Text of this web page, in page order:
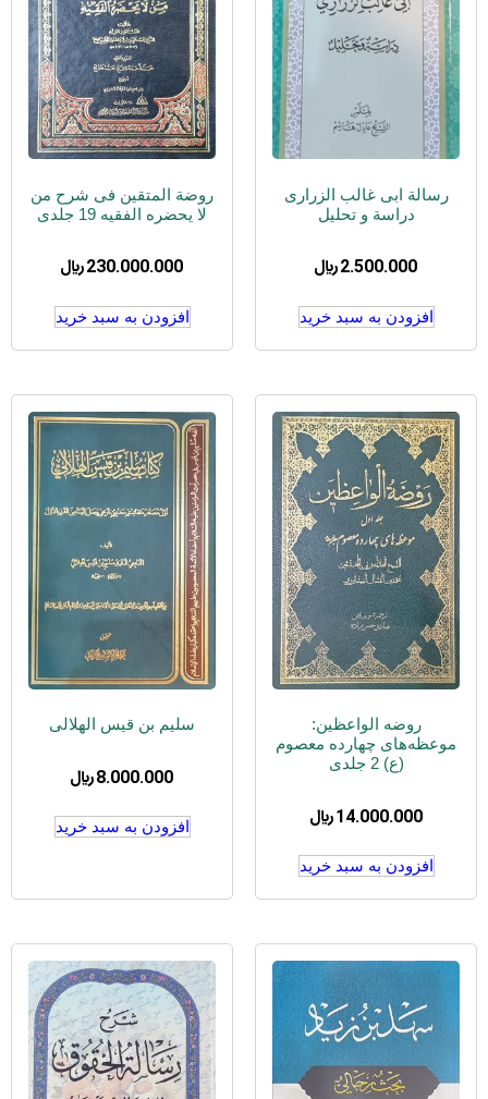
رسالة ابی غالب الزراری
دراسة و تحلیل
2.500.000 ﷼
افزودن به سبد خرید
روضة المتقین فی شرح من
لا یحضره الفقیه 19 جلدی
230.000.000 ﷼
افزودن به سبد خرید
روضه الواعظین:
موعظه‌های چهارده معصوم
(ع) 2 جلدی
14.000.000 ﷼
افزودن به سبد خرید
سلیم بن قیس الهلالی
8.000.000 ﷼
افزودن به سبد خرید